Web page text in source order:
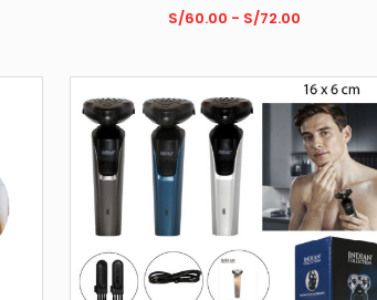
S/60.00 - S/72.00